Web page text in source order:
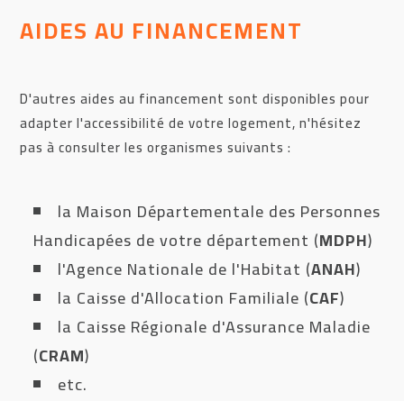
AIDES AU FINANCEMENT
D'autres aides au financement sont disponibles pour
adapter l'accessibilité de votre logement, n'hésitez
pas à consulter les organismes suivants :
la Maison Départementale des Personnes
Handicapées de votre département (MDPH)
l'Agence Nationale de l'Habitat (ANAH)
la Caisse d'Allocation Familiale (CAF)
la Caisse Régionale d'Assurance Maladie
(CRAM)
etc.